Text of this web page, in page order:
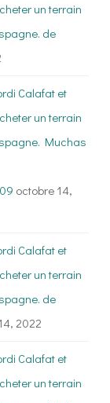
un terrain
de
Calafat et
un terrain
Muchas
octobre 14,
Calafat et
un terrain
de
2022
Calafat et
un terrain